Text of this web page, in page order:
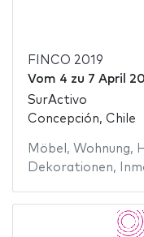
FINCO 2019
Vom 4 zu 7 April
SurActivo
Concepción, Chile
Möbel , Wohnung,
Dekorationen,